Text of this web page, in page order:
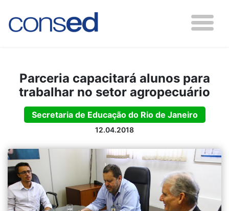
Parceria capacitará alunos para
trabalhar no setor agropecuário
Secretaria de Educação do Rio de Janeiro
12.04.2018